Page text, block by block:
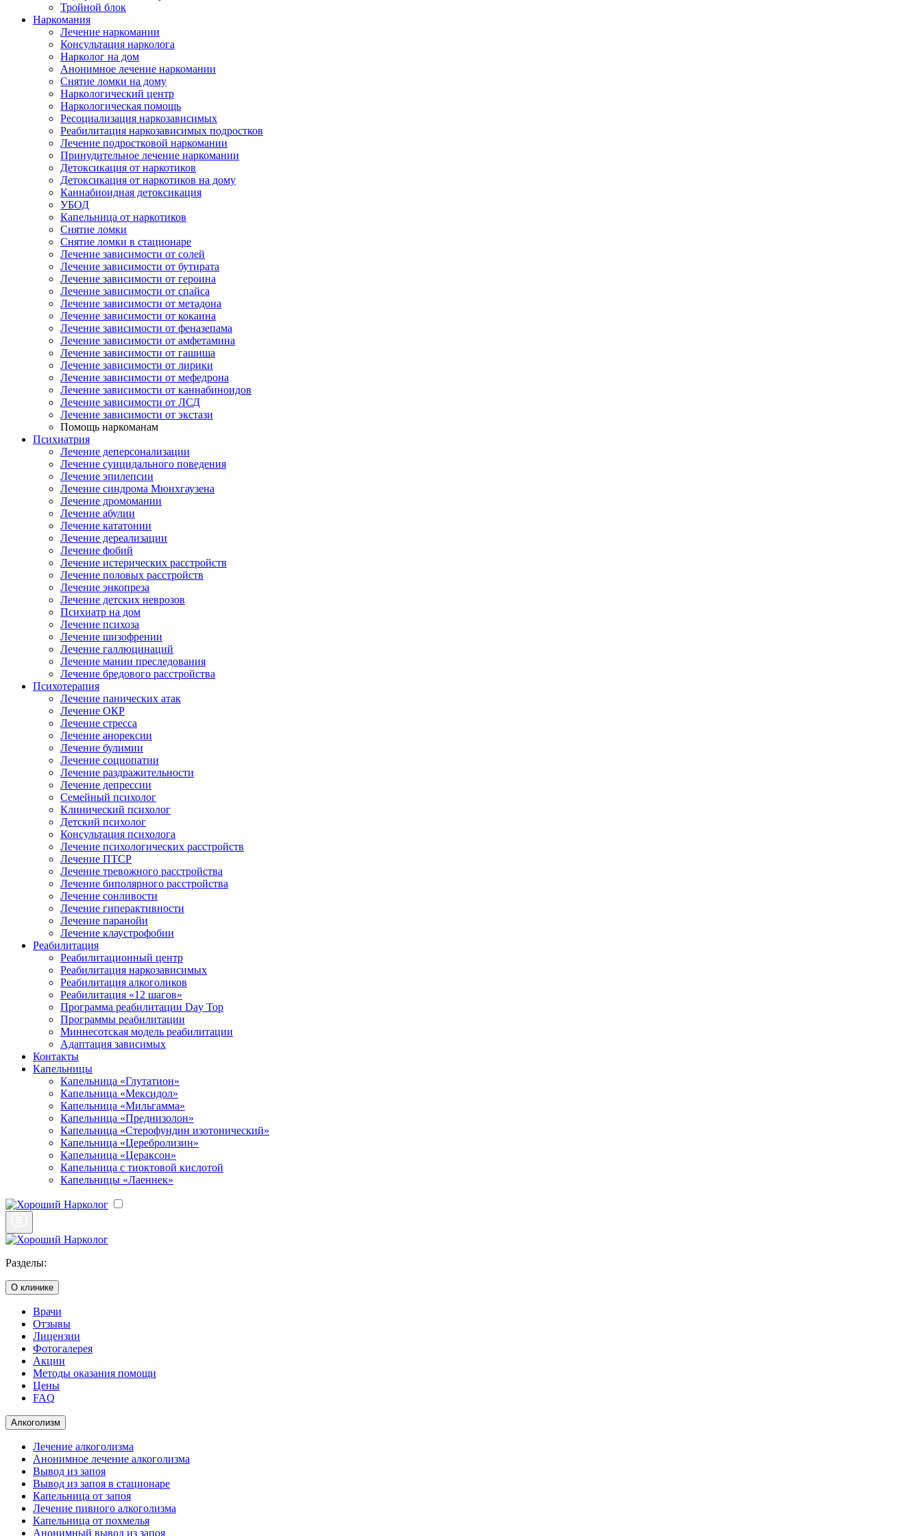
Тройной блок
Наркомания
Лечение наркомании
Консультация нарколога
Нарколог на дом
Анонимное лечение наркомании
Снятие ломки на дому
Наркологический центр
Наркологическая помощь
Ресоциализация наркозависимых
Реабилитация наркозависимых подростков
Лечение подростковой наркомании
Принудительное лечение наркомании
Детоксикация от наркотиков
Детоксикация от наркотиков на дому
Каннабиоидная детоксикация
УБОД
Капельница от наркотиков
Снятие ломки
Снятие ломки в стационаре
Лечение зависимости от солей
Лечение зависимости от бутирата
Лечение зависимости от героина
Лечение зависимости от спайса
Лечение зависимости от метадона
Лечение зависимости от кокаина
Лечение зависимости от феназепама
Лечение зависимости от амфетамина
Лечение зависимости от гашиша
Лечение зависимости от лирики
Лечение зависимости от мефедрона
Лечение зависимости от каннабиноидов
Лечение зависимости от ЛСД
Лечение зависимости от экстази
Помощь наркоманам
Психиатрия
Лечение деперсонализации
Лечение суицидального поведения
Лечение эпилепсии
Лечение синдрома Мюнхгаузена
Лечение дромомании
Лечение абулии
Лечение кататонии
Лечение дереализации
Лечение фобий
Лечение истерических расстройств
Лечение половых расстройств
Лечение энкопреза
Лечение детских неврозов
Психиатр на дом
Лечение психоза
Лечение шизофрении
Лечение галлюцинаций
Лечение мании преследования
Лечение бредового расстройства
Психотерапия
Лечение панических атак
Лечение ОКР
Лечение стресса
Лечение анорексии
Лечение булимии
Лечение социопатии
Лечение раздражительности
Лечение депрессии
Семейный психолог
Клинический психолог
Детский психолог
Консультация психолога
Лечение психологических расстройств
Лечение ПТСР
Лечение тревожного расстройства
Лечение биполярного расстройства
Лечение сонливости
Лечение гиперактивности
Лечение паранойи
Лечение клаустрофобии
Реабилитация
Реабилитационный центр
Реабилитация наркозависимых
Реабилитация алкоголиков
Реабилитация «12 шагов»
Программа реабилитации Day Top
Программы реабилитации
Миннесотская модель реабилитации
Адаптация зависимых
Контакты
Капельницы
Капельница «Глутатион»
Капельница «Мексидол»
Капельница «Мильгамма»
Капельница «Преднизолон»
Капельница «Стерофундин изотонический»
Капельница «Церебролизин»
Капельница «Цераксон»
Капельница с тиоктовой кислотой
Капельницы «Лаеннек»
Разделы:
О клинике
Врачи
Отзывы
Лицензии
Фотогалерея
Акции
Методы оказания помощи
Цены
FAQ
Алкоголизм
Лечение алкоголизма
Анонимное лечение алкоголизма
Вывод из запоя
Вывод из запоя в стационаре
Капельница от запоя
Лечение пивного алкоголизма
Капельница от похмелья
Анонимный вывод из запоя